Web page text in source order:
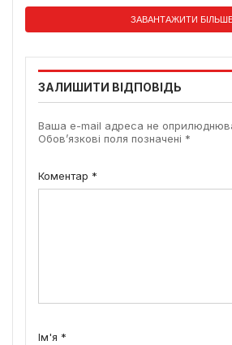
ЗАВАНТАЖИТИ
ЗАЛИШИТИ ВІДПОВІДЬ
Ваша e-mail адреса не
Обов’язкові поля позначені *
Коментар *
Ім'я *